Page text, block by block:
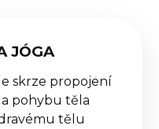
JÓGA
skrze propojení
pohybu těla
tělu